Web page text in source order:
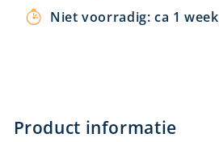
Niet voorradig: ca 1 week
Product informatie